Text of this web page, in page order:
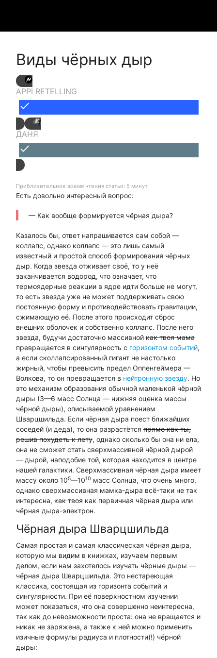
Виды чёрных дыр
APPI RETELLING
done
ДАНЯ
done
Приблизительное время чтения статьи: 5 минут
Есть довольно интересный вопрос:
— Как вообще формируется чёрная дыра?
Казалось бы, ответ напрашивается сам собой —
коллапс, однако коллапс — это лишь самый
известный и простой способ формирования чёрных
дыр. Когда звезда отживает своё, то у неё
заканчивается водород, что означает, что
термоядерные реакции в ядре идти больше не могут,
то есть звезда уже не может поддерживать свою
постоянную форму и противодействовать гравитации,
сжимающую её. После этого происходит сброс
внешних оболочек и собственно коллапс. После него
звезда, будучи достаточно массивной как твоя мама
превращается в сингулярность с горизонтом событий,
а если сколлапсированный гигант не настолько
жирный, чтобы превысить предел Оппенгеймера —
Волкова, то он превращается в нейтронную звезду. Но
это механизм образования обычной маленькой чёрной
дыры (3—6 масс Солнца — нижняя оценка массы
чёрной дыры), описываемой уравнением
Шварцшильда. Если чёрная дыра поест ближайших
соседей (и деда), то она разрастётся прямо как ты,
решив похудеть к лету, однако сколько бы она ни ела,
она не сможет стать сверхмассивной чёрной дырой
— дырой, наподобие той, которая находится в центре
нашей галактики. Сверхмассивная чёрная дыра имеет
массу около 105—1010 масс Солнца, что очень много,
однако сверхмассивная мамка-дыра всё-таки не так
интересна, как твоякак первичная чёрная дыра или
чёрная дыра-электрон.
Чёрная дыра Шварцшильда
Самая простая и самая классическая чёрная дыра,
которую мы видим в книжках, изучаем первым
делом, если нам захотелось изучать чёрные дыры —
чёрная дыра Шварцшильда. Это нестареющая
классика, состоящая из горизонта событий и
сингулярности. При её поверхностном изучении
может показаться, что она совершенно неинтересна,
так как до невозможности проста: она не вращается и
никак не заряжена, а также к ней можно применить
изичные формулы радиуса и плотности(!) чёрной
дыры: